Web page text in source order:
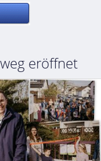
eröffnet